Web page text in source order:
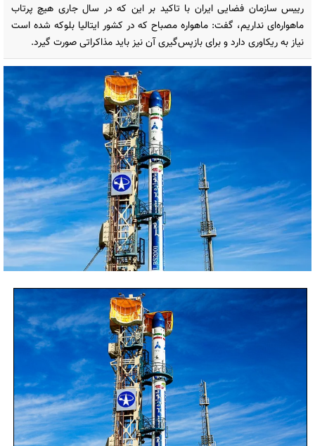
رییس سازمان فضایی ایران با تاکید بر این که در سال جاری هیچ پرتاب
ماهواره‌ای نداریم، گفت: ماهواره مصباح که در کشور ایتالیا بلوکه شده است
نیاز به ریکاوری دارد و برای بازپس‌گیری آن نیز باید مذاکراتی صورت گیرد.